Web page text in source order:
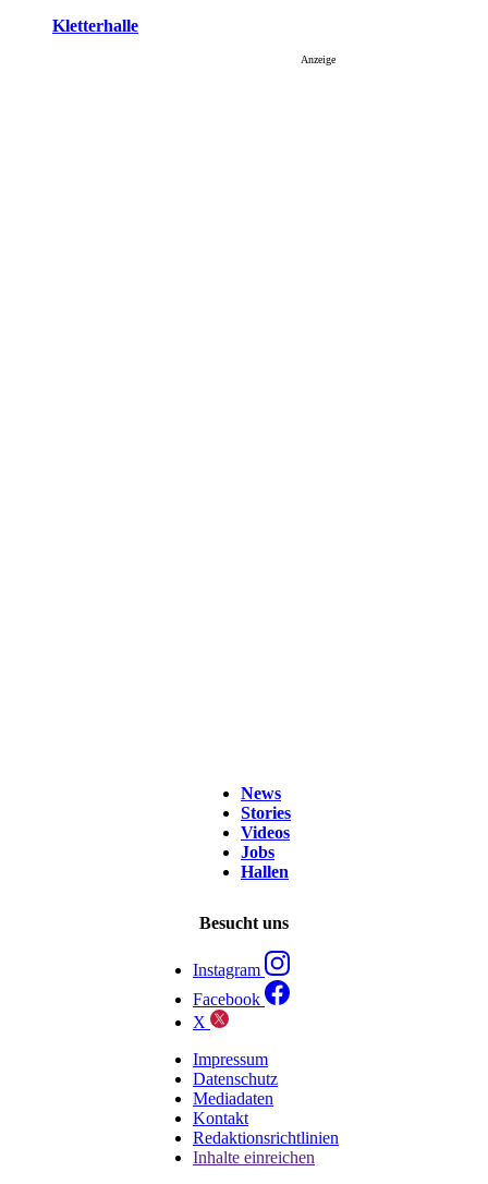
Kletterhalle
Anzeige
News
Stories
Videos
Jobs
Hallen
Besucht uns
Instagram
Facebook
X
Impressum
Datenschutz
Mediadaten
Kontakt
Redaktionsrichtlinien
Inhalte einreichen